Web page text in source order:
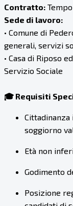
Contratto:
Sede di lavoro:
• Comune di
generali, servizi
• Casa di Riposo
Servizio Sociale
🎓 Requisiti
Cittadinanza
soggiorno
Età non
Godimento
Posizione